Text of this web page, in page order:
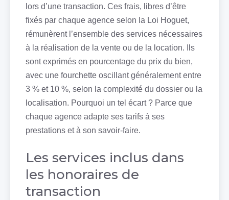
lors d’une transaction. Ces frais, libres d’être
fixés par chaque agence selon la Loi Hoguet,
rémunèrent l’ensemble des services nécessaires
à la réalisation de la vente ou de la location. Ils
sont exprimés en pourcentage du prix du bien,
avec une fourchette oscillant généralement entre
3 % et 10 %, selon la complexité du dossier ou la
localisation. Pourquoi un tel écart ? Parce que
chaque agence adapte ses tarifs à ses
prestations et à son savoir-faire.
Les services inclus dans
les honoraires de
transaction